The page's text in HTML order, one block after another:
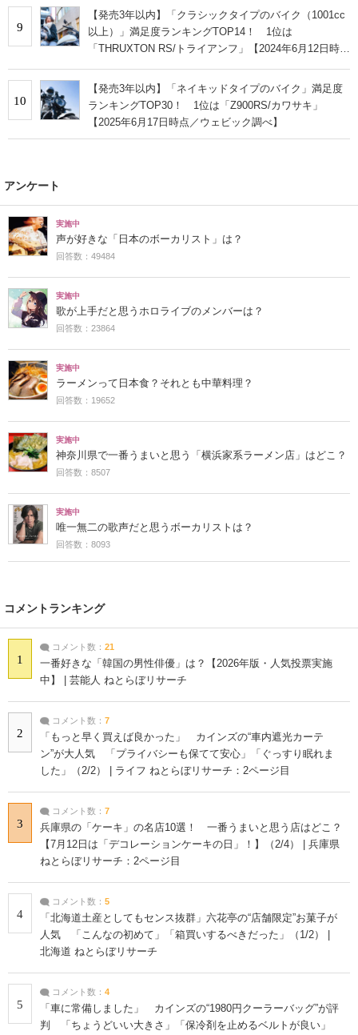
9
【発売3年以内】「クラシックタイプのバイク（1001cc
以上）」満足度ランキングTOP14！ 1位は
「THRUXTON RS/トライアンフ」【2024年6月12日時点
10
【発売3年以内】「ネイキッドタイプのバイク」満足度
ランキングTOP30！ 1位は「Z900RS/カワサキ」
【2025年6月17日時点／ウェビック調べ】
アンケート
実施中
声が好きな「日本のボーカリスト」は？
回答数：49484
実施中
歌が上手だと思うホロライブのメンバーは？
回答数：23864
実施中
ラーメンって日本食？それとも中華料理？
回答数：19652
実施中
神奈川県で一番うまいと思う「横浜家系ラーメン店」はどこ？
回答数：8507
実施中
唯一無二の歌声だと思うボーカリストは？
回答数：8093
コメントランキング
1
コメント数： 21
一番好きな「韓国の男性俳優」は？【2026年版・人気投票実施
中】 | 芸能人 ねとらぼリサーチ
2
コメント数： 7
「もっと早く買えば良かった」 カインズの“車内遮光カーテ
ン”が大人気 「プライバシーも保てて安心」「ぐっすり眠れま
した」（2/2） | ライフ ねとらぼリサーチ：2ページ目
3
コメント数： 7
兵庫県の「ケーキ」の名店10選！ 一番うまいと思う店はどこ？
【7月12日は「デコレーションケーキの日」！】（2/4） | 兵庫県
ねとらぼリサーチ：2ページ目
4
コメント数： 5
「北海道土産としてもセンス抜群」六花亭の“店舗限定”お菓子が
人気 「こんなの初めて」「箱買いするべきだった」（1/2） |
北海道 ねとらぼリサーチ
5
コメント数： 4
「車に常備しました」 カインズの“1980円クーラーバッグ”が評
判 「ちょうどいい大きさ」「保冷剤を止めるベルトが良い」